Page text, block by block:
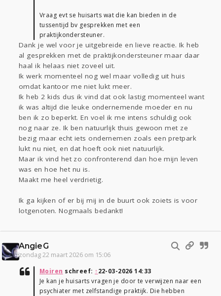
Vraag evt se huisarts wat die kan bieden in de
tussentijd bv gesprekken met een
praktijkondersteuner.
Dank je wel voor je uitgebreide en lieve reactie. Ik heb
al gesprekken met de praktijkondersteuner maar daar
haal ik helaas niet zoveel uit.
Ik werk momenteel nog wel maar volledig uit huis
omdat kantoor me niet lukt meer.
Ik heb 2 kids dus ik vind dat ook lastig momenteel want
ik was altijd die leuke ondernemende moeder en nu
ben ik zo beperkt. En voel ik me intens schuldig ook
nog naar ze. Ik ben natuurlijk thuis gewoon met ze
bezig maar echt iets ondernemen zoals een pretpark
lukt nu niet, en dat hoeft ook niet natuurlijk.
Maar ik vind het zo confronterend dan hoe mijn leven
was en hoe het nu is.
Maakt me heel verdrietig.
Ik ga kijken of er bij mij in de buurt ook zoiets is voor
lotgenoten. Nogmaals bedankt!
AngieG
zondag 22 maart 2026 om 15:06
Moiren schreef: ↑22-03-2026 14:33
Je kan je huisarts vragen je door te verwijzen naar een
psychiater met zelfstandige praktijk. Die hebben